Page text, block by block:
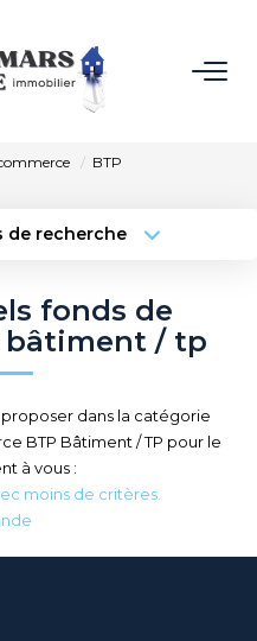
Nous
BTP
de recherche
Surface min
fonds de
bâtiment / tp
proposer dans la catégorie
BTP Bâtiment / TP pour le
à vous :
moins de critères.